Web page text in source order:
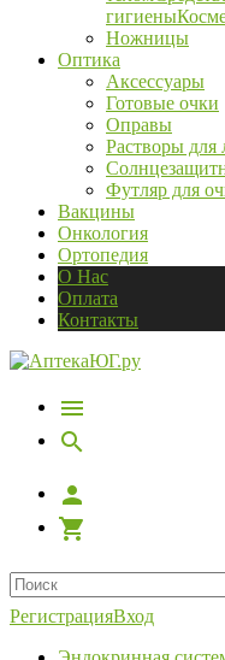
гигиены
Ножницы
Оптика
Аксессуары
Готовые очки
Оправы
Растворы для
Футляр для
Вакцины
Онкология
Ортопедия
О Нас
Оплата
Контакты
РегистрацияВход